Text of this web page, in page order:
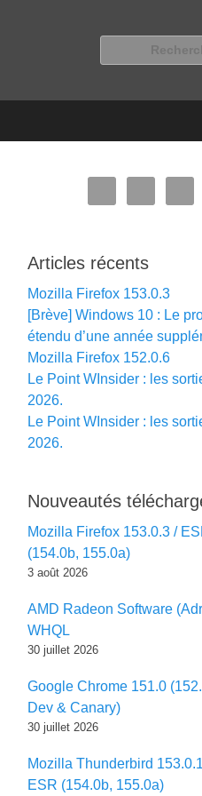
Articles récents
Mozilla Firefox 153.0.3
[Brève] Windows 10 : Le
étendu d’une année
Mozilla Firefox 152.0.6
Le Point WInsider : les
2026.
Le Point WInsider : les
2026.
Nouveautés
Mozilla Firefox 153.0.3 /
(154.0b, 155.0a)
3 août 2026
AMD Radeon Software
WHQL
30 juillet 2026
Google Chrome 151.0
Dev & Canary)
30 juillet 2026
Mozilla Thunderbird
ESR (154.0b, 155.0a)